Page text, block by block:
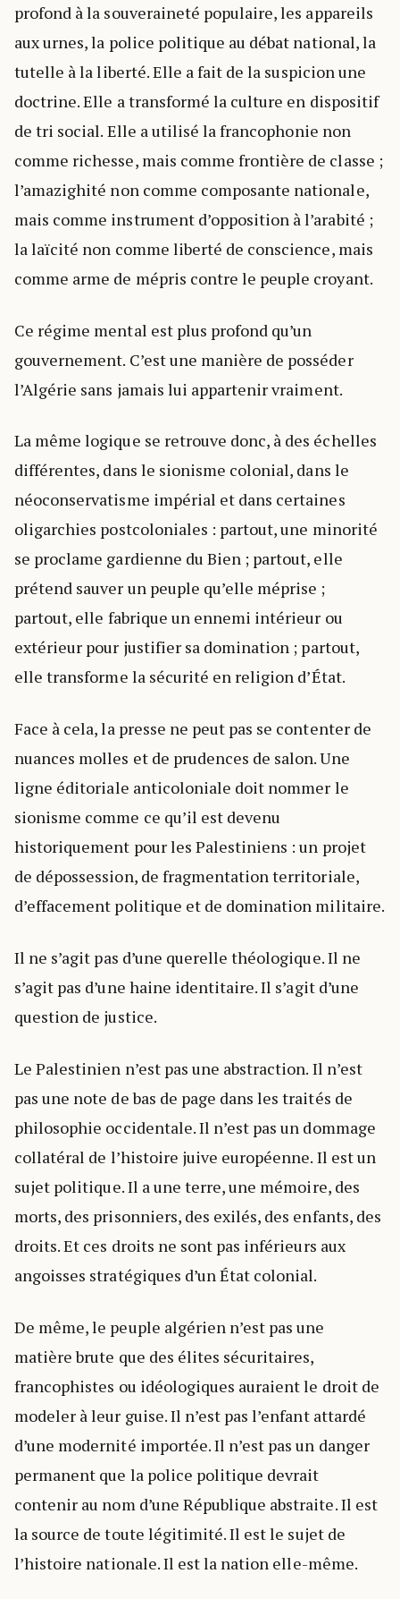
profond à la souveraineté populaire, les appareils
aux urnes, la police politique au débat national, la
tutelle à la liberté. Elle a fait de la suspicion une
doctrine. Elle a transformé la culture en dispositif
de tri social. Elle a utilisé la francophonie non
comme richesse, mais comme frontière de classe ;
l’amazighité non comme composante nationale,
mais comme instrument d’opposition à l’arabité ;
la laïcité non comme liberté de conscience, mais
comme arme de mépris contre le peuple croyant.
Ce régime mental est plus profond qu’un
gouvernement. C’est une manière de posséder
l’Algérie sans jamais lui appartenir vraiment.
La même logique se retrouve donc, à des échelles
différentes, dans le sionisme colonial, dans le
néoconservatisme impérial et dans certaines
oligarchies postcoloniales : partout, une minorité
se proclame gardienne du Bien ; partout, elle
prétend sauver un peuple qu’elle méprise ;
partout, elle fabrique un ennemi intérieur ou
extérieur pour justifier sa domination ; partout,
elle transforme la sécurité en religion d’État.
Face à cela, la presse ne peut pas se contenter de
nuances molles et de prudences de salon. Une
ligne éditoriale anticoloniale doit nommer le
sionisme comme ce qu’il est devenu
historiquement pour les Palestiniens : un projet
de dépossession, de fragmentation territoriale,
d’effacement politique et de domination militaire.
Il ne s’agit pas d’une querelle théologique. Il ne
s’agit pas d’une haine identitaire. Il s’agit d’une
question de justice.
Le Palestinien n’est pas une abstraction. Il n’est
pas une note de bas de page dans les traités de
philosophie occidentale. Il n’est pas un dommage
collatéral de l’histoire juive européenne. Il est un
sujet politique. Il a une terre, une mémoire, des
morts, des prisonniers, des exilés, des enfants, des
droits. Et ces droits ne sont pas inférieurs aux
angoisses stratégiques d’un État colonial.
De même, le peuple algérien n’est pas une
matière brute que des élites sécuritaires,
francophistes ou idéologiques auraient le droit de
modeler à leur guise. Il n’est pas l’enfant attardé
d’une modernité importée. Il n’est pas un danger
permanent que la police politique devrait
contenir au nom d’une République abstraite. Il est
la source de toute légitimité. Il est le sujet de
l’histoire nationale. Il est la nation elle-même.